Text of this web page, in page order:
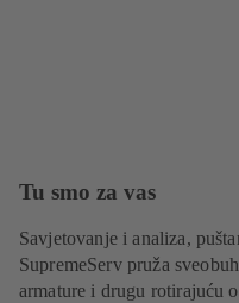
Tu smo za vas
Savjetovanje i analiza,
SupremeServ pruža
armature i drugu rotirajuću